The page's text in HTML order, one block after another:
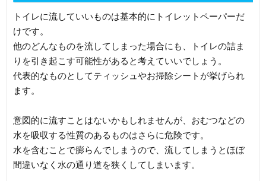
トイレに流していいものは基本的にトイレットペーパーだ
けです。
他のどんなものを流してしまった場合にも、トイレの詰ま
りを引き起こす可能性があると考えていいでしょう。
代表的なものとしてティッシュやお掃除シートが挙げられ
ます。
意図的に流すことはないかもしれませんが、おむつなどの
水を吸収する性質のあるものはさらに危険です。
水を含むことで膨らんでしまうので、流してしまうとほぼ
間違いなく水の通り道を狭くしてしまいます。